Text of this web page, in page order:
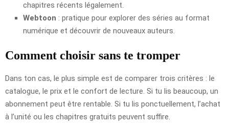
chapitres récents légalement.
Webtoon : pratique pour explorer des séries au format
numérique et découvrir de nouveaux auteurs.
Comment choisir sans te tromper
Dans ton cas, le plus simple est de comparer trois critères : le
catalogue, le prix et le confort de lecture. Si tu lis beaucoup, un
abonnement peut être rentable. Si tu lis ponctuellement, l’achat
à l’unité ou les chapitres gratuits peuvent suffire.